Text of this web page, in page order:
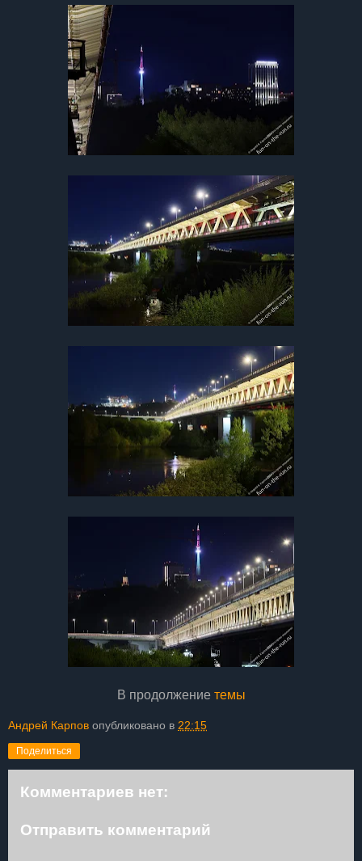
В продолжение темы
Андрей Карпов опубликовано в 22:15
Поделиться
Комментариев нет:
Отправить комментарий